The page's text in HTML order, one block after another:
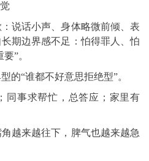
说话小声、身体略微前倾、表
期边界感不足：怕得罪人、怕
”。
的“谁都不好意思拒绝型”。
同事求帮忙，总答应；家里有
越来越往下，脾气也越来越急